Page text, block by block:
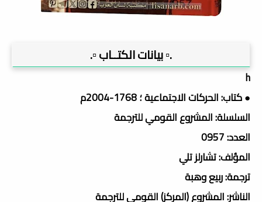
.▫️ بيانات الكتــاب ▫️.
h
● كتاب: الحركات الاجتماعية ؛ 1768-2004م
السلسلة: المشروع القومي للترجمة
العدد: 0957
المؤلف: تشارلز تلي
ترجمة: ربيع وهبة
الناشر: المشروع (المركز) القومي للترجمة